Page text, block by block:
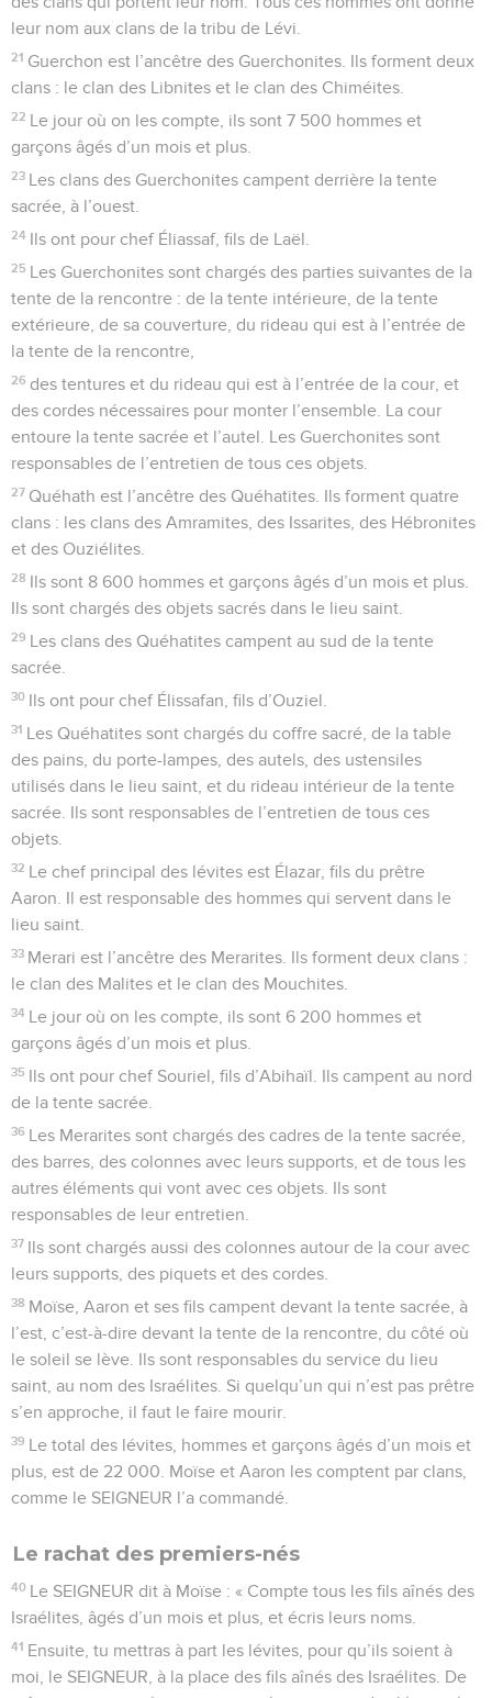
leur nom aux clans de la tribu de Lévi.
21 Guerchon est l’ancêtre des Guerchonites. Ils forment deux
clans : le clan des Libnites et le clan des Chiméites.
22 Le jour où on les compte, ils sont 7 500 hommes et
garçons âgés d’un mois et plus.
23 Les clans des Guerchonites campent derrière la tente
sacrée, à l’ouest.
24 Ils ont pour chef Éliassaf, fils de Laël.
25 Les Guerchonites sont chargés des parties suivantes de la
tente de la rencontre : de la tente intérieure, de la tente
extérieure, de sa couverture, du rideau qui est à l’entrée de
la tente de la rencontre,
26 des tentures et du rideau qui est à l’entrée de la cour, et
des cordes nécessaires pour monter l’ensemble. La cour
entoure la tente sacrée et l’autel. Les Guerchonites sont
responsables de l’entretien de tous ces objets.
27 Quéhath est l’ancêtre des Quéhatites. Ils forment quatre
clans : les clans des Amramites, des Issarites, des Hébronites
et des Ouziélites.
28 Ils sont 8 600 hommes et garçons âgés d’un mois et plus.
Ils sont chargés des objets sacrés dans le lieu saint.
29 Les clans des Quéhatites campent au sud de la tente
sacrée.
30 Ils ont pour chef Élissafan, fils d’Ouziel.
31 Les Quéhatites sont chargés du coffre sacré, de la table
des pains, du porte-lampes, des autels, des ustensiles
utilisés dans le lieu saint, et du rideau intérieur de la tente
sacrée. Ils sont responsables de l’entretien de tous ces
objets.
32 Le chef principal des lévites est Élazar, fils du prêtre
Aaron. Il est responsable des hommes qui servent dans le
lieu saint.
33 Merari est l’ancêtre des Merarites. Ils forment deux clans :
le clan des Malites et le clan des Mouchites.
34 Le jour où on les compte, ils sont 6 200 hommes et
garçons âgés d’un mois et plus.
35 Ils ont pour chef Souriel, fils d’Abihaïl. Ils campent au nord
de la tente sacrée.
36 Les Merarites sont chargés des cadres de la tente sacrée,
des barres, des colonnes avec leurs supports, et de tous les
autres éléments qui vont avec ces objets. Ils sont
responsables de leur entretien.
37 Ils sont chargés aussi des colonnes autour de la cour avec
leurs supports, des piquets et des cordes.
38 Moïse, Aaron et ses fils campent devant la tente sacrée, à
l’est, c’est-à-dire devant la tente de la rencontre, du côté où
le soleil se lève. Ils sont responsables du service du lieu
saint, au nom des Israélites. Si quelqu’un qui n’est pas prêtre
s’en approche, il faut le faire mourir.
39 Le total des lévites, hommes et garçons âgés d’un mois et
plus, est de 22 000. Moïse et Aaron les comptent par clans,
comme le SEIGNEUR l’a commandé.
Le rachat des premiers-nés
40 Le SEIGNEUR dit à Moïse : « Compte tous les fils aînés des
Israélites, âgés d’un mois et plus, et écris leurs noms.
41 Ensuite, tu mettras à part les lévites, pour qu’ils soient à
moi, le SEIGNEUR, à la place des fils aînés des Israélites. De